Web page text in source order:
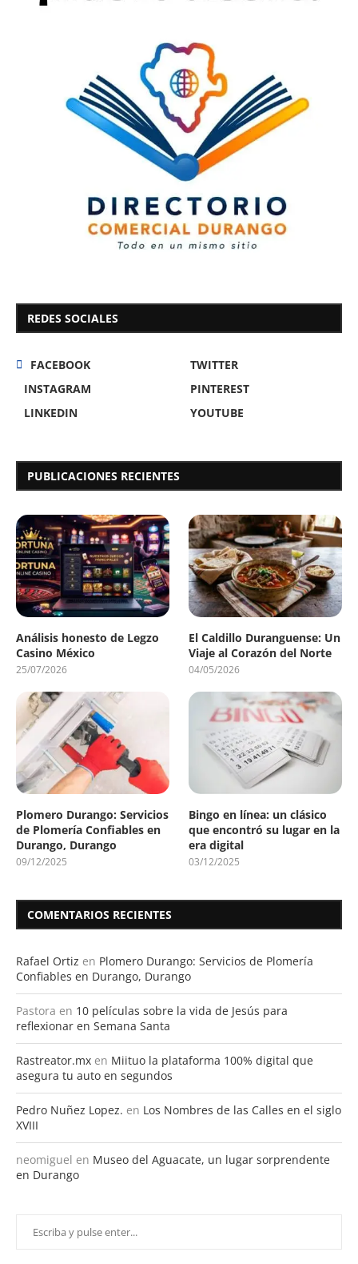
REDES SOCIALES
FACEBOOK
TWITTER
INSTAGRAM
PINTEREST
LINKEDIN
YOUTUBE
PUBLICACIONES RECIENTES
Análisis honesto de Legzo
Casino México
25/07/2026
El Caldillo Duranguense: Un
Viaje al Corazón del Norte
04/05/2026
Plomero Durango: Servicios
de Plomería Confiables en
Durango, Durango
09/12/2025
Bingo en línea: un clásico
que encontró su lugar en la
era digital
03/12/2025
COMENTARIOS RECIENTES
Rafael Ortiz en Plomero Durango: Servicios de Plomería
Confiables en Durango, Durango
Pastora en 10 películas sobre la vida de Jesús para
reflexionar en Semana Santa
Rastreator.mx en Miituo la plataforma 100% digital que
asegura tu auto en segundos
Pedro Nuñez Lopez. en Los Nombres de las Calles en el siglo
XVIII
neomiguel en Museo del Aguacate, un lugar sorprendente
en Durango